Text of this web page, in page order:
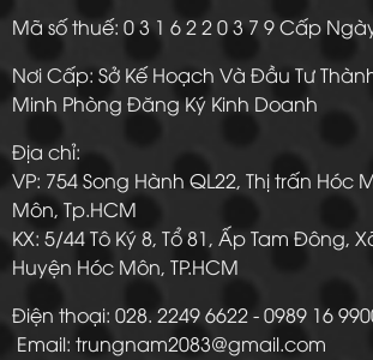
Mã số thuế: 0 3 1 6 2 2 0 3 7 9 Cấp
Nơi Cấp: Sở Kế Hoạch Và Đầu Tư
Minh Phòng Đăng Ký Kinh Doanh
Địa chỉ:
VP: 754 Song Hành QL22, Thị trấn Hóc
Môn, Tp.HCM
KX: 5/44 Tô Ký 8, Tổ 81, Ấp Tam Đông,
Huyện Hóc Môn, TP.HCM
Điện thoại: 028. 2249 6622 -
Email: trungnam2083@gmail.com